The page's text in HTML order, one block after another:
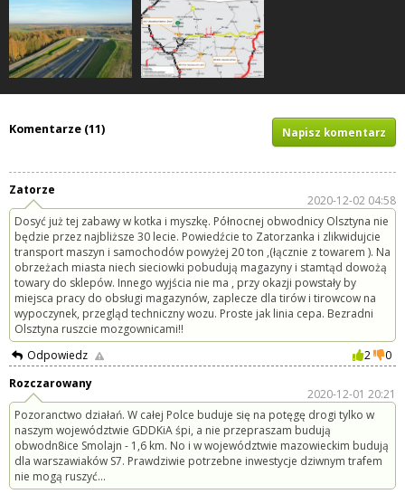
Komentarze (11) Napisz komentarz
Zatorze
2020-12-02 04:58
Dosyć już tej zabawy w kotka i myszkę. Północnej obwodnicy Olsztyna nie
będzie przez najbliższe 30 lecie. Powiedźcie to Zatorzanka i zlikwidujcie
transport maszyn i samochodów powyżej 20 ton ,(łącznie z towarem ). Na
obrzeżach miasta niech sieciowki pobudują magazyny i stamtąd dowożą
towary do sklepów. Innego wyjścia nie ma , przy okazji powstały by
miejsca pracy do obsługi magazynów, zaplecze dla tirów i tirowcow na
wypoczynek, przegląd techniczny wozu. Proste jak linia cepa. Bezradni
Olsztyna ruszcie mozgownicami!!
Odpowiedz
2
0
Rozczarowany
2020-12-01 20:21
Pozoranctwo działań. W całej Polce buduje się na potęgę drogi tylko w
naszym województwie GDDKiA śpi, a nie przepraszam budują
obwodn8ice Smolajn - 1,6 km. No i w województwie mazowieckim budują
dla warszawiaków S7. Prawdziwie potrzebne inwestycje dziwnym trafem
nie mogą ruszyć...